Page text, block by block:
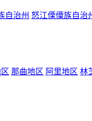
自治州 怒江傈僳族自治
那曲地区 阿里地区 林